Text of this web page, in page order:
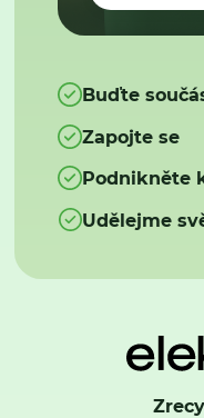
Buďte
Zapojte se
Podnikněte
Udělejme